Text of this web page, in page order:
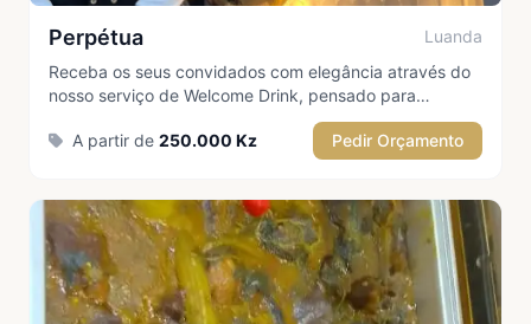
Perpétua
Luanda
Receba os seus convidados com elegância através do
nosso serviço de Welcome Drink, pensado para
proporcionar uma receção acolhedora, sofisticada e
memorável. Logo à chegada, cada convidado é
recebido com uma bebida cuidadosamente preparada.
A partir de 250.000 Kz Pedir Orçamento